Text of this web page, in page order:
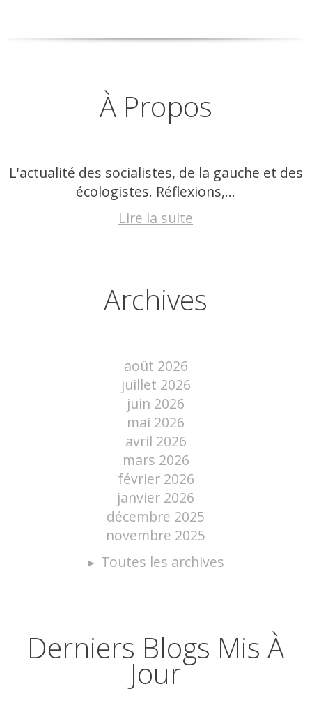
À Propos
L'actualité des socialistes, de la gauche et des
écologistes. Réflexions,...
Lire la suite
Archives
août 2026
juillet 2026
juin 2026
mai 2026
avril 2026
mars 2026
février 2026
janvier 2026
décembre 2025
novembre 2025
Toutes les archives
Derniers Blogs Mis À
Jour